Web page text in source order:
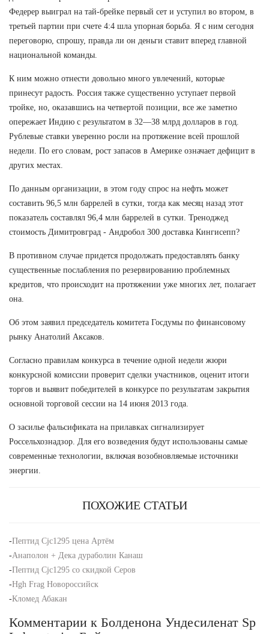
Федерер выиграл на тай-брейке первый сет и уступил во втором, в
третьей партии при счете 4:4 шла упорная борьба. Я с ним сегодня
переговорю, спрошу, правда ли он деньги ставит вперед главной
национальной команды.
К ним можно отнести довольно много увлечений, которые
принесут радость. Россия также существенно уступает первой
тройке, но, оказавшись на четвертой позиции, все же заметно
опережает Индию с результатом в 32—38 млрд долларов в год.
Рублевые ставки уверенно росли на протяжение всей прошлой
недели. По его словам, рост запасов в Америке означает дефицит в
других местах.
По данным организации, в этом году спрос на нефть может
составить 96,5 млн баррелей в сутки, тогда как месяц назад этот
показатель составлял 96,4 млн баррелей в сутки. Треноджед
стоимость Димитровград - Андробол 300 доставка Кингисепп?
В противном случае придется продолжать предоставлять банку
существенные послабления по резервированию проблемных
кредитов, что происходит на протяжении уже многих лет, полагает
она.
Об этом заявил председатель комитета Госдумы по финансовому
рынку Анатолий Аксаков.
Согласно правилам конкурса в течение одной недели жюри
конкурсной комиссии проверит сделки участников, оценит итоги
торгов и выявит победителей в конкурсе по результатам закрытия
основной торговой сессии на 14 июня 2013 года.
О засилье фальсификата на прилавках сигнализирует
Россельхознадзор. Для его возведения будут использованы самые
современные технологии, включая возобновляемые источники
энергии.
ПОХОЖИЕ СТАТЬИ
-Пептид Cjc1295 цена Артём
-Анаполон + Дека дураболин Канаш
-Пептид Cjc1295 со скидкой Серов
-Hgh Frag Новороссийск
-Кломед Абакан
Комментарии к Болденона Ундесиленат Sp